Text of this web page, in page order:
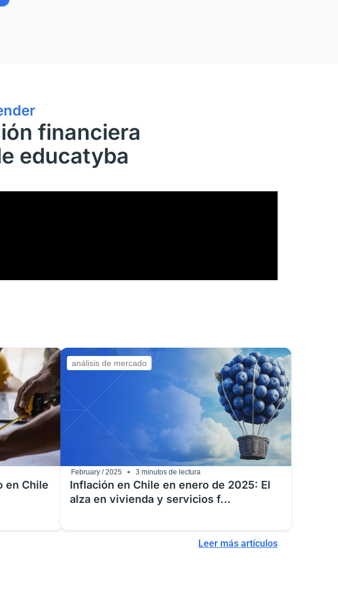
financiera
educatyba
en Chile
análisis de mercado
February / 2025 . 3 minutos de lectura
Inflación en Chile en enero de 2025: El
alza en vivienda y servicios f...
Leer más artículos